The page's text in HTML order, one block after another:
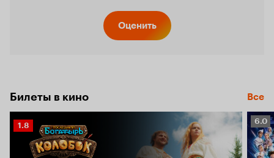
Оценить
Билеты в кино Все
Рейтинг
Кинопоиска
1.8
6.0
6.0